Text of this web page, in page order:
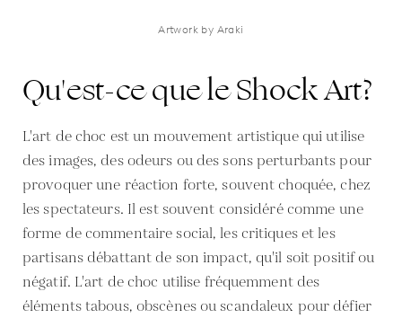
Artwork by Araki
Qu'est-ce que le Shock Art?
L'art de choc est un mouvement artistique qui utilise
des images, des odeurs ou des sons perturbants pour
provoquer une réaction forte, souvent choquée, chez
les spectateurs. Il est souvent considéré comme une
forme de commentaire social, les critiques et les
partisans débattant de son impact, qu'il soit positif ou
négatif. L'art de choc utilise fréquemment des
éléments tabous, obscènes ou scandaleux pour défier